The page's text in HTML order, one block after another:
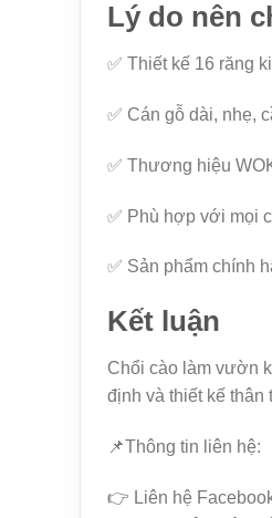
Lý do nên
✅ Thiết kế 16 răng
✅ Cán gỗ dài, nhẹ,
✅ Thương hiệu
✅ Phù hợp với mọi
✅ Sản phẩm chính
Kết luận
Chổi cào làm vườn
định và thiết kế thân
📌Thông tin liên hệ:
👉 Liên hệ